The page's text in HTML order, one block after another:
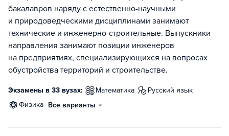
бакалавров наряду с естественно-научными
и природоведческими дисциплинами занимают
технические и инженерно-строительные. Выпускники
направления занимают позиции инженеров
на предприятиях, специализирующихся на вопросах
обустройства территорий и строительстве.
Экзамены в 33 вузах: математика
русский язык
физика Все варианты